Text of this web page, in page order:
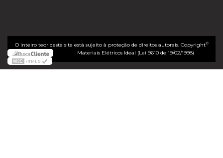
O inteiro teor deste site está sujeito à proteção de direitos autorais. Copyright©
Materiais Elétricos Ideal (Lei 9610 de 19/02/1998)